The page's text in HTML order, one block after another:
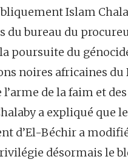
Islam
du bureau du
poursuite du
noires africaines du
de la faim et des
a expliqué que le
d’El-Béchir a
désormais le